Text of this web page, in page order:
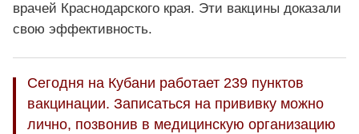
врачей Краснодарского края. Эти вакцины доказали
свою эффективность.
Сегодня на Кубани работает 239 пунктов
вакцинации. Записаться на прививку можно
лично, позвонив в медицинскую организацию